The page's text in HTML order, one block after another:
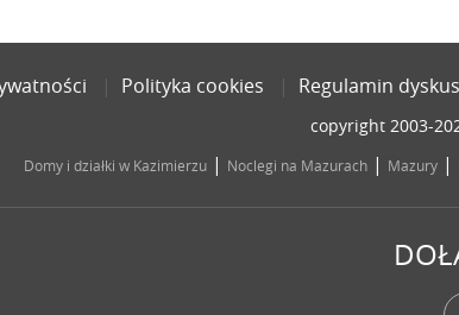
Polityka cookies Regulamin
copyright 2003-
Domy i działki w Kazimierzu | Noclegi na Mazurach | Mazury |